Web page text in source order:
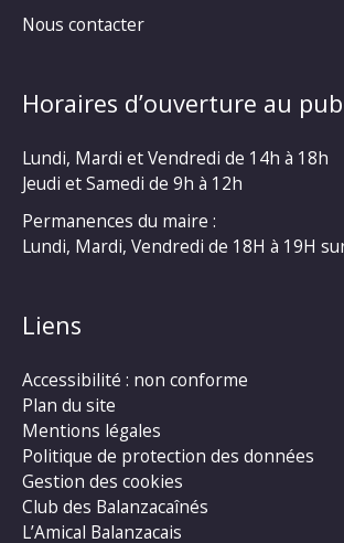
Nous contacter
Horaires d’ouverture au
Lundi, Mardi et Vendredi de 14h à 18h
Jeudi et Samedi de 9h à 12h
Permanences du maire :
Lundi, Mardi, Vendredi de 18H à 19H
Liens
Accessibilité : non conforme
Plan du site
Mentions légales
Politique de protection des données
Gestion des cookies
Club des Balanzacaînés
L’Amical Balanzacais